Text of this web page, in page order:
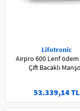
Lifotronic
Airpro 600 Lenf ödem
Çift Bacaklı
53.339,14 TL